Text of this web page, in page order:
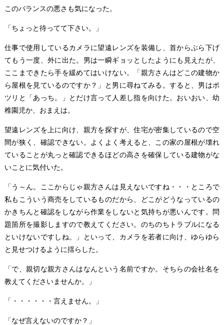
このバランスの悪さも気になった。
「ちょっと待ってて下さい。」
仕事で使用しているカメラに望遠レンズを装備し、首からぶら下げ
てもう一度、外に出た。男は一瞬ギョッとしたようにも見えたが、
ここまできたら手を緩めてはいけない。「親方さんはどこの建物か
ら屋根を見ているのですか？」と男に尋ねてみる。すると、男はポ
ツリと「あっち。」とだけ言って人差し指を向けた。おいおい、幼
稚園児か、おまえは。
望遠レンズを上に向け、親方を探すが、住宅が密集しているので空
間が狭く、確認できない。よくよく考えると、この家の屋根が壊れ
ていることが丸っと確認できるほどの高さを確保している建物がな
いことに気付いた。
「う～ん。ここからじゃ親方さんは見えないですね・・・ところで
私もこういう商売をしているものだから、どこがどうなっているの
かきちんと確認をしながら作業をしないと気持ちが悪いんです。問
題箇所を撮影しますので教えてください。のちのちトラブルになる
といけないですしね。」といって、カメラを若者に向け、ゆらゆら
と見せつけるように揺らした。
「で、親切な親方さんはなんという名前ですか。そちらの会社名を
教えてくださいませんか。」
「・・・・・・言えません。」
「なぜ言えないのですか？」